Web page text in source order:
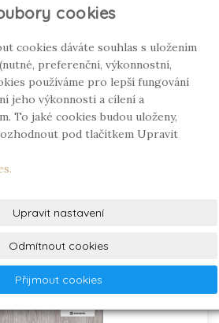
cookies
cookies dáváte souhlas s uložením
preferenční, výkonnostní,
používáme pro lepší fungování
jeho výkonnosti a cílení a
To jaké cookies budou uloženy,
pod tlačítkem Upravit
Upravit nastavení
Odmítnout cookies
Přijmout cookies